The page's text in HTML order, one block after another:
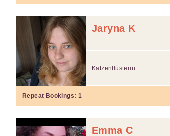
Jaryna K
Katzenflüsterin
Repeat Bookings: 1
Emma C